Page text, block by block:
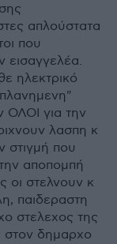
απλούστατα
που
εισαγγελέα.
ηλεκτρικό
ΟΛΟΙ για την
λασπη κ
στιγμή που
αποπομπή
οι στελνουν κ
παιδεραστη
στελεχος της
στον δημαρχο